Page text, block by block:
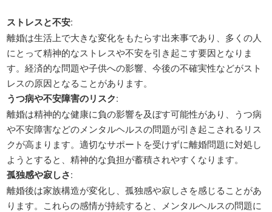
ストレスと不安:
離婚は生活上で大きな変化をもたらす出来事であり、多くの人
にとって精神的なストレスや不安を引き起こす要因となりま
す。経済的な問題や子供への影響、今後の不確実性などがスト
レスの原因となることがあります。
うつ病や不安障害のリスク:
離婚は精神的な健康に負の影響を及ぼす可能性があり、うつ病
や不安障害などのメンタルヘルスの問題が引き起こされるリス
クが高まります。適切なサポートを受けずに離婚問題に対処し
ようとすると、精神的な負担が蓄積されやすくなります。
孤独感や寂しさ:
離婚後は家族構造が変化し、孤独感や寂しさを感じることがあ
ります。これらの感情が持続すると、メンタルヘルスの問題に